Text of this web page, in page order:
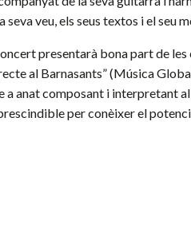
seva veu, els seus textos i el seu
presentarà bona part de
al Barnasants” (Música
a anat composant i interpretant
per conèixer el